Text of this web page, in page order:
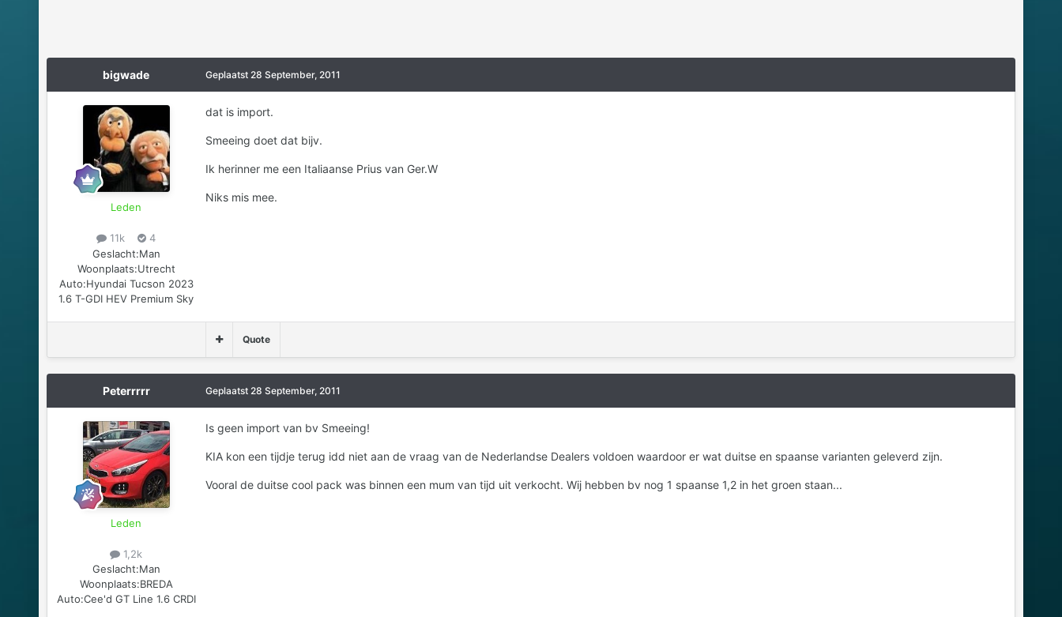
bigwade
Leden
11k
4
Geslacht:Man
Woonplaats:Utrecht
Auto:Hyundai Tucson 2023
1.6 T-GDI HEV Premium Sky
Geplaatst 28 September, 2011
dat is import.
Smeeing doet dat bijv.
Ik herinner me een Italiaanse Prius van Ger.W
Niks mis mee.
Quote
Peterrrrr
Leden
1,2k
Geslacht:Man
Woonplaats:BREDA
Auto:Cee'd GT Line 1.6 CRDI
Geplaatst 28 September, 2011
Is geen import van bv Smeeing!
KIA kon een tijdje terug idd niet aan de vraag van de Nederlandse Dealers voldoen waardoor er wat duitse en spaanse varianten geleverd zijn.
Vooral de duitse cool pack was binnen een mum van tijd uit verkocht. Wij hebben bv nog 1 spaanse 1,2 in het groen staan...